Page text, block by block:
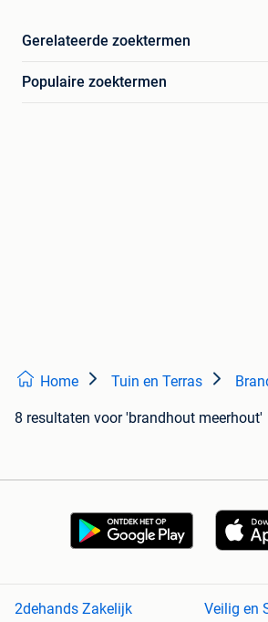
Gerelateerde zoektermen
Populaire zoektermen
Home Tuin en Terras
8 resultaten voor 'brandhout meerhout'
2dehands Zakelijk Veilig en